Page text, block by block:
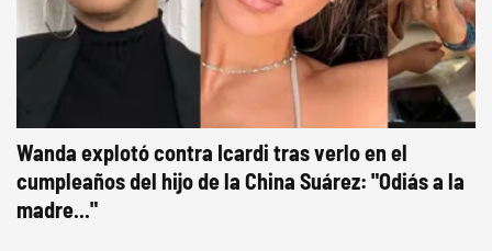
Wanda explotó contra Icardi tras verlo en el
cumpleaños del hijo de la China Suárez: "Odiás a la
madre..."